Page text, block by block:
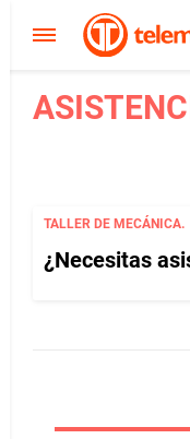
TALLER DE MECÁNICA.
¿Necesitas